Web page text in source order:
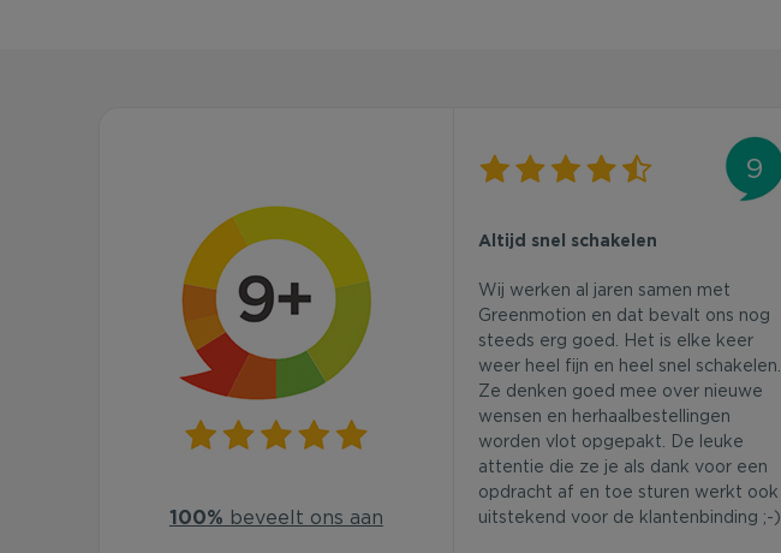
100% beveelt ons aan
9
Altijd snel schakelen
Wij werken al jaren samen met
Greenmotion en dat bevalt ons nog
steeds erg goed. Het is elke keer
weer heel fijn en heel snel schakelen.
Ze denken goed mee over nieuwe
wensen en herhaalbestellingen
worden vlot opgepakt. De leuke
attentie die ze je als dank voor een
opdracht af en toe sturen werkt ook
uitstekend voor de klantenbinding ;-)